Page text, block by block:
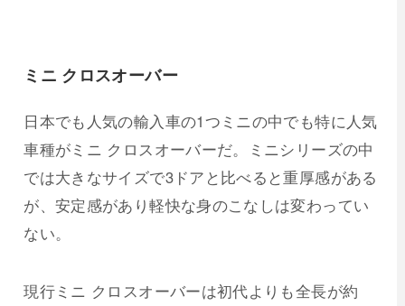
ミニ クロスオーバー
日本でも人気の輸入車の1つミニの中でも特に人気
車種がミニ クロスオーバーだ。ミニシリーズの中
では大きなサイズで3ドアと比べると重厚感がある
が、安定感があり軽快な身のこなしは変わってい
ない。
現行ミニ クロスオーバーは初代よりも全長が約